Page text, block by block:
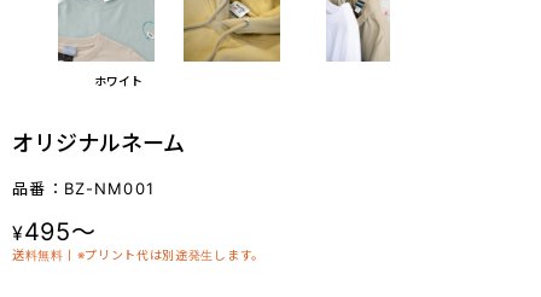
ホワイト
オリジナルネーム
品番：BZ-NM001
¥495～
送料無料丨※プリント代は別途発生します。